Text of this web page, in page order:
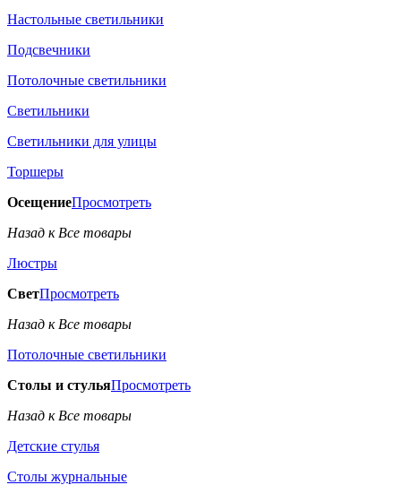
Настольные светильники
Подсвечники
Потолочные светильники
Светильники
Светильники для улицы
Торшеры
ОсещениеПросмотреть
Назад к Все товары
Люстры
СветПросмотреть
Назад к Все товары
Потолочные светильники
Столы и стульяПросмотреть
Назад к Все товары
Детские стулья
Столы журнальные